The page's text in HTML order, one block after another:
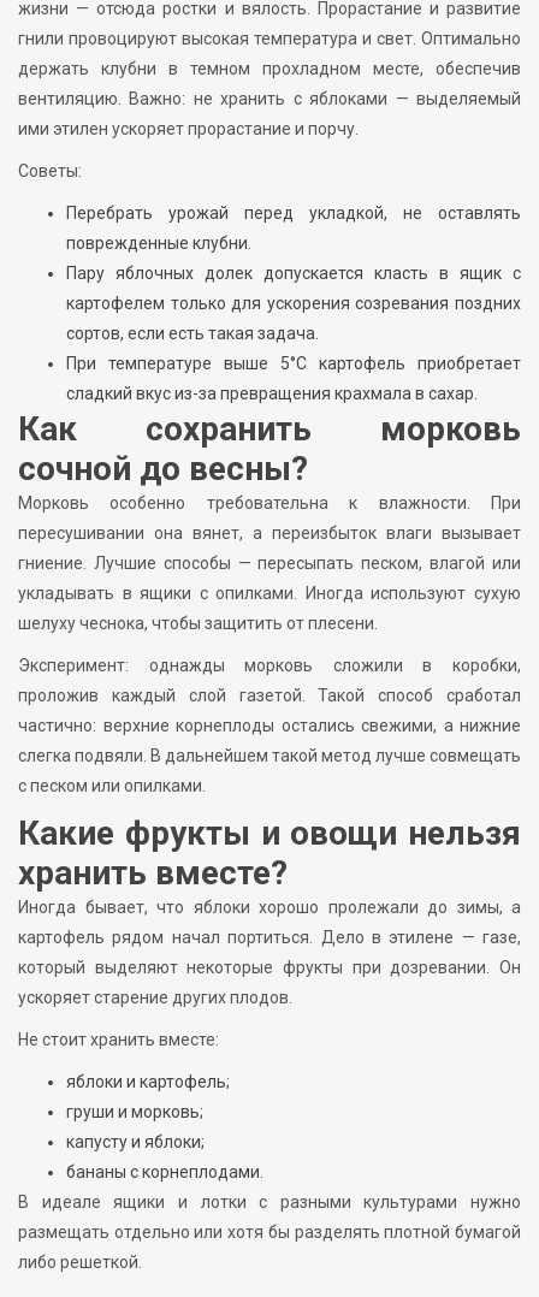
жизни — отсюда ростки и вялость. Прорастание и развитие
гнили провоцируют высокая температура и свет. Оптимально
держать клубни в темном прохладном месте, обеспечив
вентиляцию. Важно: не хранить с яблоками — выделяемый
ими этилен ускоряет прорастание и порчу.
Советы:
Перебрать урожай перед укладкой, не оставлять
поврежденные клубни.
Пару яблочных долек допускается класть в ящик с
картофелем только для ускорения созревания поздних
сортов, если есть такая задача.
При температуре выше 5°C картофель приобретает
сладкий вкус из-за превращения крахмала в сахар.
Как сохранить морковь
сочной до весны?
Морковь особенно требовательна к влажности. При
пересушивании она вянет, а переизбыток влаги вызывает
гниение. Лучшие способы — пересыпать песком, влагой или
укладывать в ящики с опилками. Иногда используют сухую
шелуху чеснока, чтобы защитить от плесени.
Эксперимент: однажды морковь сложили в коробки,
проложив каждый слой газетой. Такой способ сработал
частично: верхние корнеплоды остались свежими, а нижние
слегка подвяли. В дальнейшем такой метод лучше совмещать
с песком или опилками.
Какие фрукты и овощи нельзя
хранить вместе?
Иногда бывает, что яблоки хорошо пролежали до зимы, а
картофель рядом начал портиться. Дело в этилене — газе,
который выделяют некоторые фрукты при дозревании. Он
ускоряет старение других плодов.
Не стоит хранить вместе:
яблоки и картофель;
груши и морковь;
капусту и яблоки;
бананы с корнеплодами.
В идеале ящики и лотки с разными культурами нужно
размещать отдельно или хотя бы разделять плотной бумагой
либо решеткой.